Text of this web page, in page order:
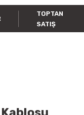
TOPTAN
SATIŞ